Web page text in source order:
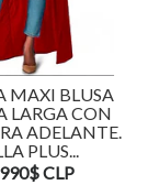
MAXI BLUSA
LARGA CON
ADELANTE.
PLUS...
CLP